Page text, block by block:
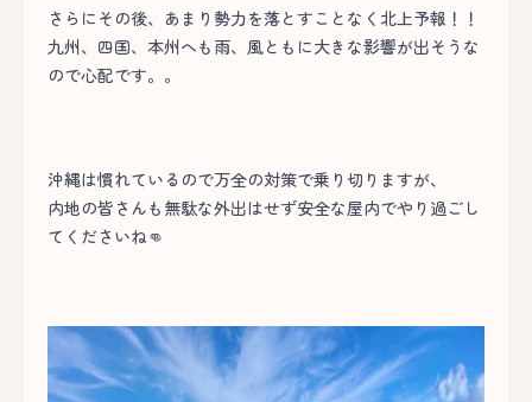
さらにその後、あまり勢力を落とすことなく北上予報！！
九州、四国、本州へも雨、風ともに大きな影響が出そうな
ので心配です。。
沖縄は慣れているので万全の対策で乗り切りますが、
内地の皆さんも無駄な外出はせず安全な屋内でやり過ごし
てくださいね👊